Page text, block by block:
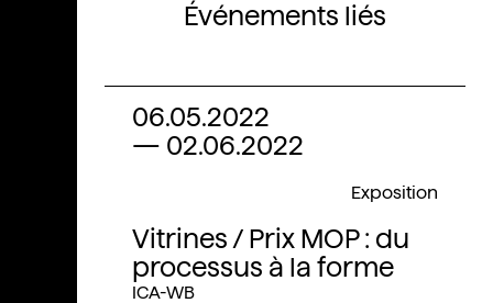
Événements liés
06.05.2022
— 02.06.2022
Vitrines / Prix MOP : du
processus à la forme
Exposition
ICA-WB